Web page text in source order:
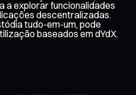
a explorar funcionalidades
descentralizadas.
tudo-em-um, pode
baseados em dYdX.